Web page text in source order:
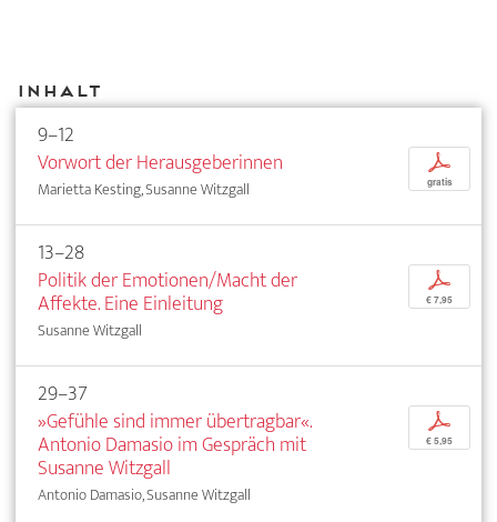
Inhalt
9–12
Vorwort der Herausgeberinnen
Marietta Kesting, Susanne Witzgall
p
gratis
13–28
Politik der Emotionen/Macht der
Affekte. Eine Einleitung
Susanne Witzgall
p
€ 7,95
29–37
»Gefühle sind immer übertragbar«.
Antonio Damasio im Gespräch mit
Susanne Witzgall
Antonio Damasio, Susanne Witzgall
p
€ 5,95